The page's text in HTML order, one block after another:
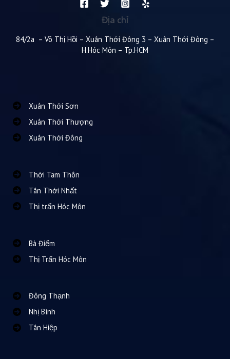
Địa chỉ
84/2a – Võ Thị Hồi – Xuân Thới Đông 3 – Xuân Thới Đông –
H.Hóc Môn – Tp.HCM
Xuân Thới Sơn
Xuân Thới Thượng
Xuân Thới Đông
Thới Tam Thôn
Tân Thới Nhất
Thị trấn Hóc Môn
Bà Điểm
Thị Trấn Hóc Môn
Đông Thạnh
Nhị Bình
Tân Hiệp